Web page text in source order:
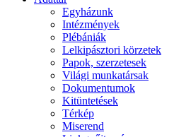
Egyházunk
Intézmények
Plébániák
Lelkipásztori körzetek
Papok, szerzetesek
Világi munkatársak
Dokumentumok
Kitüntetések
Térkép
Miserend